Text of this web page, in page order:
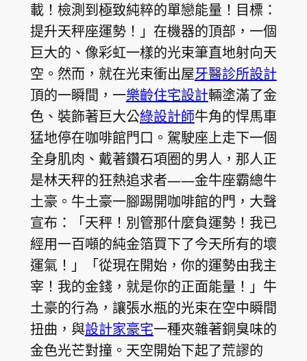
載！檢測到極致純粹的單戀能量！目標：
提升天秤座運勢！」在機器的頂部，一個
巨大的、像彩虹一樣的光束筆直地射向天
空。然而，就在光束衝出屋牙醫診所設計
頂的一瞬間，一樂齡住宅設計輛塗滿了金
色、裝飾著巨大公綠設計師牛角的悍馬車
猛地停在咖啡館門口。駕駛座上走下一個
全身肌肉、戴著鑽石項圈的男人，那人正
是林天秤的狂熱追求者——金牛座霸總牛
土豪。牛土豪一腳踢開咖啡館的門，大聲
宣布：「天秤！別管那什麼負運勢！我已
經用一百噸的純金箔買下了今天所有的壞
運氣！」「從現在開始，你的運勢由我主
宰！我的金錢，就是你的正面能量！」牛
土豪的行為，讓張水瓶的光束在空中瞬間
扭曲，與設計家豪宅一種夾雜著銅臭味的
金色光芒對撞。天空開始下起了荒謬的